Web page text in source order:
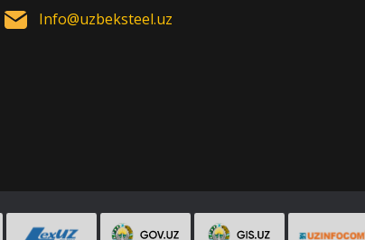
Info@uzbeksteel.uz